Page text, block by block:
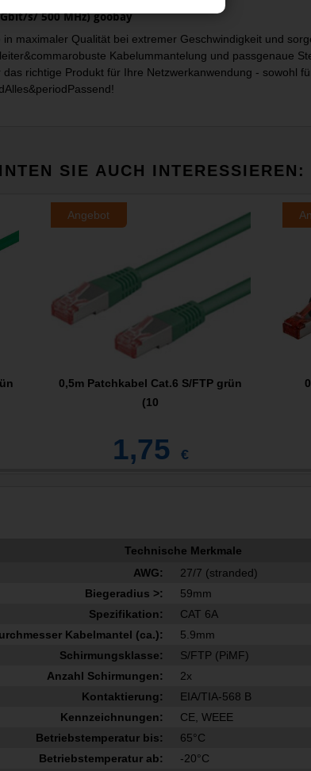
s/ 500 MHz) goobay
maximaler Qualität bei extremer Geschwindigkeit und
Kabelummantelung und passgenaue
richtige Produkt für Ihre Netzwerkanwendung - sowohl
SIE AUCH INTERESSIEREN:
Angebot
0,5m Patchkabel Cat.6 S/FTP grün
(10
1,75 €
Technische Merkmale
AWG:
27/7 (stranded)
Biegeradius >:
59mm
Spezifikation:
CAT 6A
Kabelmantel (ca.):
5.9mm
Schirmungsklasse:
S/FTP (PiMF)
Anzahl Schirmungen:
2x
Kontaktierung:
EIA/TIA-568 B
Kennzeichnungen:
CE, WEEE
Betriebstemperatur bis:
65°C
Betriebstemperatur ab:
-20°C